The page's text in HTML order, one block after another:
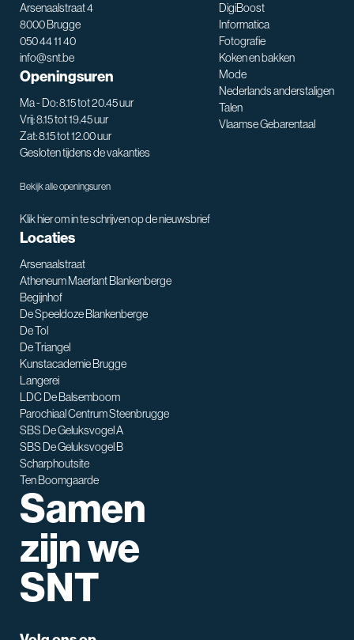
Arsenaalstraat 4
8000 Brugge
050 44 11 40
info@snt.be
Openingsuren
Ma - Do: 8.15 tot 20.45 uur
Vrij: 8.15 tot 19.45 uur
Zat: 8.15 tot 12.00 uur
Gesloten tijdens de vakanties
Bekijk alle openingsuren
Klik hier om in te schrijven op de nieuwsbrief
DigiBoost
Informatica
Fotografie
Koken en bakken
Mode
Nederlands anderstaligen
Talen
Vlaamse Gebarentaal
Locaties
Arsenaalstraat
Atheneum Maerlant Blankenberge
Begijnhof
De Speeldoze Blankenberge
De Tol
De Triangel
Kunstacademie Brugge
Langerei
LDC De Balsemboom
Parochiaal Centrum Steenbrugge
SBS De Geluksvogel A
SBS De Geluksvogel B
Scharphoutsite
Ten Boomgaarde
Samen
zijn we
SNT
SNT assistent
Waarmee kan ik je helpen?